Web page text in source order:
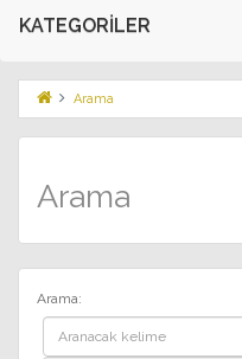
KATEGORILER
Arama
Arama
Arama: